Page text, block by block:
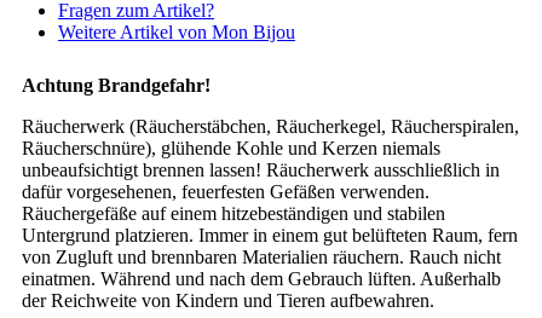
Fragen zum Artikel?
Weitere Artikel von Mon Bijou
Achtung Brandgefahr!
Räucherwerk (Räucherstäbchen, Räucherkegel, Räucherspiralen,
Räucherschnüre), glühende Kohle und Kerzen niemals
unbeaufsichtigt brennen lassen! Räucherwerk ausschließlich in
dafür vorgesehenen, feuerfesten Gefäßen verwenden.
Räuchergefäße auf einem hitzebeständigen und stabilen
Untergrund platzieren. Immer in einem gut belüfteten Raum, fern
von Zugluft und brennbaren Materialien räuchern. Rauch nicht
einatmen. Während und nach dem Gebrauch lüften. Außerhalb
der Reichweite von Kindern und Tieren aufbewahren.